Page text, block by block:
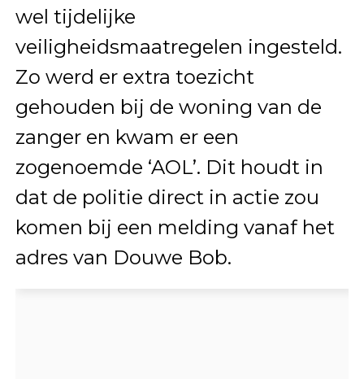
wel tijdelijke
veiligheidsmaatregelen ingesteld.
Zo werd er extra toezicht
gehouden bij de woning van de
zanger en kwam er een
zogenoemde ‘AOL’. Dit houdt in
dat de politie direct in actie zou
komen bij een melding vanaf het
adres van Douwe Bob.